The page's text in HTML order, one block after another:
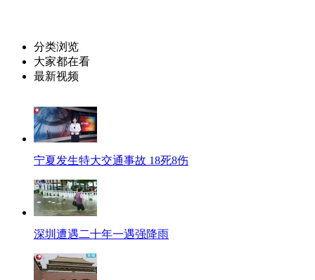
分类浏览
大家都在看
最新视频
宁夏发生特大交通事故 18死8伤
深圳遭遇二十年一遇强降雨